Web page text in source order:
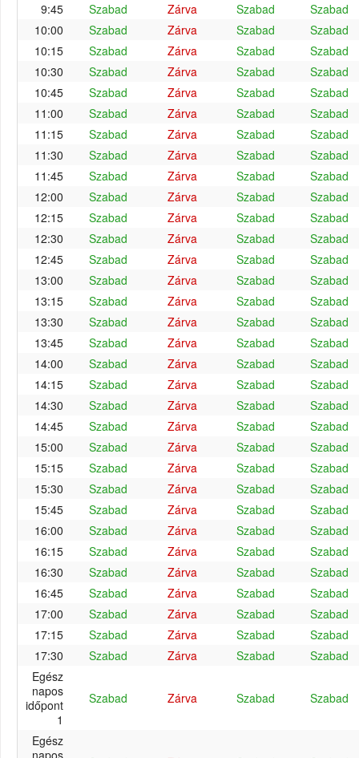
9:45
Szabad Zárva Szabad
Szabad
10:00
Szabad Zárva Szabad
Szabad
10:15
Szabad Zárva Szabad
Szabad
10:30
Szabad Zárva Szabad
Szabad
10:45
Szabad Zárva Szabad
Szabad
11:00
Szabad Zárva Szabad
Szabad
11:15
Szabad Zárva Szabad
Szabad
11:30
Szabad Zárva Szabad
Szabad
11:45
Szabad Zárva Szabad
Szabad
12:00
Szabad Zárva Szabad
Szabad
12:15
Szabad Zárva Szabad
Szabad
12:30
Szabad Zárva Szabad
Szabad
12:45
Szabad Zárva Szabad
Szabad
13:00
Szabad Zárva Szabad
Szabad
13:15
Szabad Zárva Szabad
Szabad
13:30
Szabad Zárva Szabad
Szabad
13:45
Szabad Zárva Szabad
Szabad
14:00
Szabad Zárva Szabad
Szabad
14:15
Szabad Zárva Szabad
Szabad
14:30
Szabad Zárva Szabad
Szabad
14:45
Szabad Zárva Szabad
Szabad
15:00
Szabad Zárva Szabad
Szabad
15:15
Szabad Zárva Szabad
Szabad
15:30
Szabad Zárva Szabad
Szabad
15:45
Szabad Zárva Szabad
Szabad
16:00
Szabad Zárva Szabad
Szabad
16:15
Szabad Zárva Szabad
Szabad
16:30
Szabad Zárva Szabad
Szabad
16:45
Szabad Zárva Szabad
Szabad
17:00
Szabad Zárva Szabad
Szabad
17:15
Szabad Zárva Szabad
Szabad
17:30
Szabad Zárva Szabad
Szabad
Egész
napos
időpont
1
Szabad Zárva Szabad Szabad
Egész